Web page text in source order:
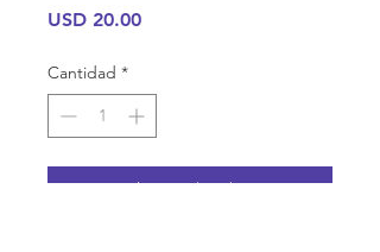
USD 20.00Precio
Cantidad *
Agregar al carrito